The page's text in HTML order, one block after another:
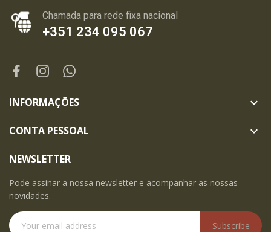
Chamada para rede fixa nacional
+351 234 095 067
INFORMAÇÕES 
CONTA PESSOAL 
NEWSLETTER
Pode assinar a nossa newsletter e acompanhar as nossas
novidades.
Subscribe